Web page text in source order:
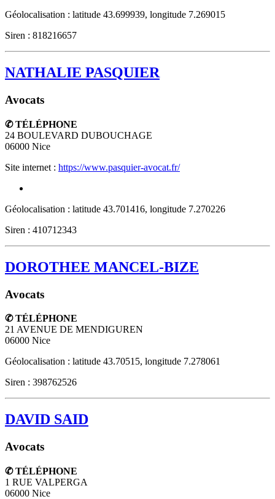
Géolocalisation : latitude 43.699939, longitude 7.269015
Siren : 818216657
NATHALIE PASQUIER
Avocats
✆ TÉLÉPHONE
24 BOULEVARD DUBOUCHAGE
06000 Nice
Site internet : https://www.pasquier-avocat.fr/
Géolocalisation : latitude 43.701416, longitude 7.270226
Siren : 410712343
DOROTHEE MANCEL-BIZE
Avocats
✆ TÉLÉPHONE
21 AVENUE DE MENDIGUREN
06000 Nice
Géolocalisation : latitude 43.70515, longitude 7.278061
Siren : 398762526
DAVID SAID
Avocats
✆ TÉLÉPHONE
1 RUE VALPERGA
06000 Nice